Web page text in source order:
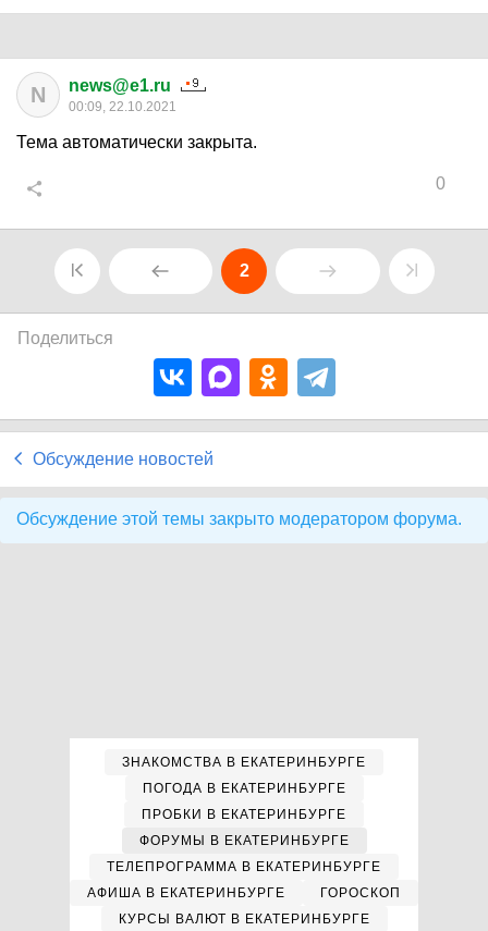
N news@e1.ru
00:09, 22.10.2021
Тема автоматически закрыта.
0
2
Поделиться
Обсуждение новостей
Обсуждение этой темы закрыто модератором форума.
ЗНАКОМСТВА В ЕКАТЕРИНБУРГЕ
ПОГОДА В ЕКАТЕРИНБУРГЕ
ПРОБКИ В ЕКАТЕРИНБУРГЕ
ФОРУМЫ В ЕКАТЕРИНБУРГЕ
ТЕЛЕПРОГРАММА В ЕКАТЕРИНБУРГЕ
АФИША В ЕКАТЕРИНБУРГЕ
ГОРОСКОП
КУРСЫ ВАЛЮТ В ЕКАТЕРИНБУРГЕ